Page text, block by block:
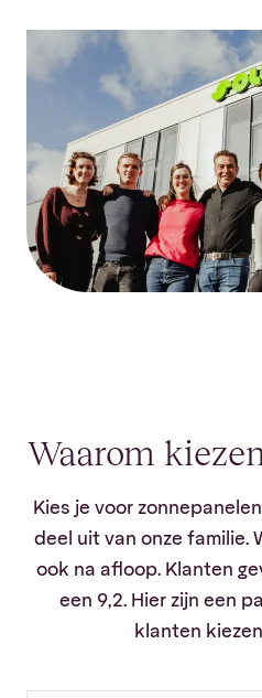
Waarom
Kies je voor
deel uit van onze familie.
ook na afloop. Klanten
een 9,2. Hier zijn een
klanten